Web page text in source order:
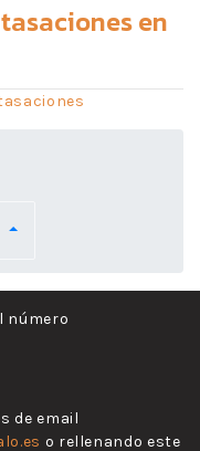
en
número
de email
o rellenando este